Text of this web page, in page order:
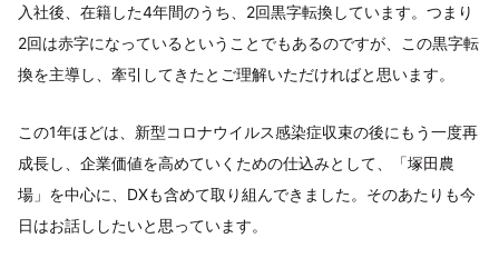
入社後、在籍した4年間のうち、2回黒字転換しています。つまり
2回は赤字になっているということでもあるのですが、この黒字転
換を主導し、牽引してきたとご理解いただければと思います。
この1年ほどは、新型コロナウイルス感染症収束の後にもう一度再
成長し、企業価値を高めていくための仕込みとして、「塚田農
場」を中心に、DXも含めて取り組んできました。そのあたりも今
日はお話ししたいと思っています。